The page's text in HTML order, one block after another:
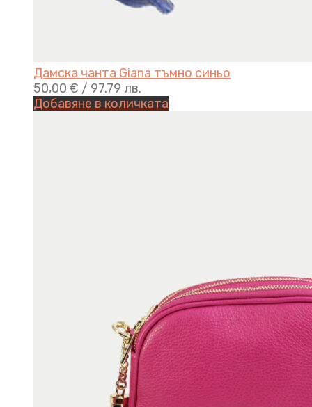
Дамска чанта Giana тъмно синьо
50,00 € / 97.79 лв.
Добавяне в количката